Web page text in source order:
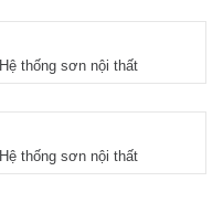
Hệ thống sơn nội thất
Hệ thống sơn nội thất